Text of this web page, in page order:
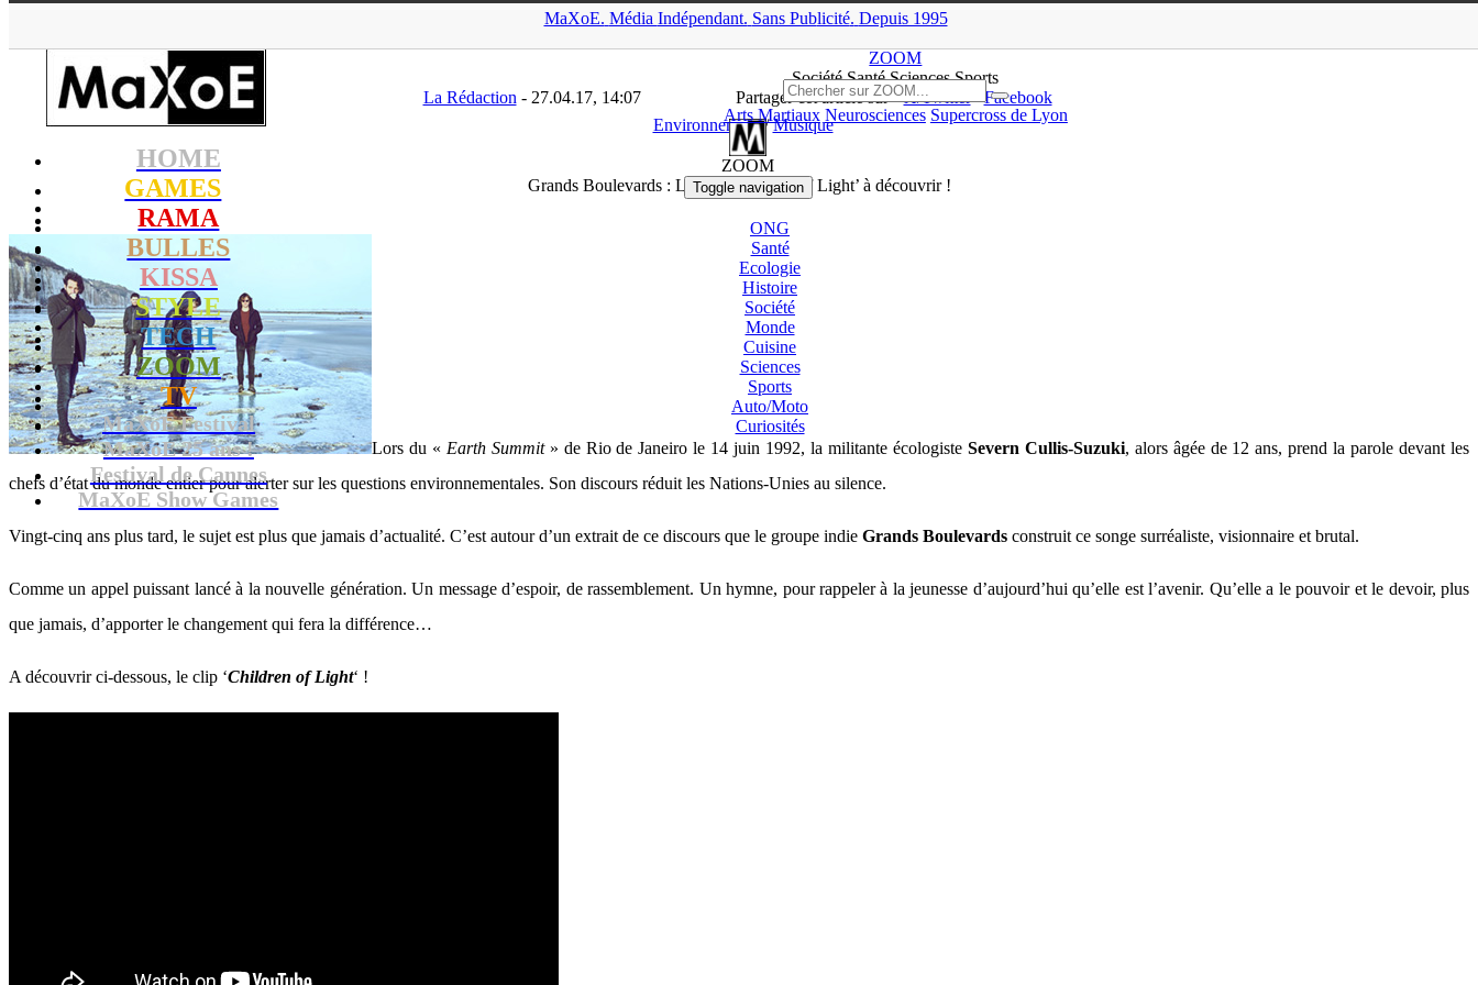
MaXoE. Média Indépendant. Sans Publicité. Depuis 1995
HOME
GAMES
RAMA
BULLES
KISSA
STYLE
TECH
ZOOM
TV
MaXoE Festival
MaXoE 25 ans !
Festival de Cannes
MaXoE Show Games
ZOOM
Société Santé SciencesSports
Arts Martiaux Neurosciences Supercross de Lyon
ZOOM
Toggle navigation
ONG
Santé
Ecologie
Histoire
Société
Monde
Cuisine
Sciences
Sports
Auto/Moto
Curiosités
▲
La Rédaction - 27.04.17, 14:07 Partager cet article sur X/Twitter
Facebook
Environnement/Musique
Grands Boulevards : Le clip ‘Children of Light’ à découvrir !
Lors du « Earth Summit» de Rio de Janeiro le 14 juin 1992, la militante écologiste Severn Cullis-Suzuki, alors âgée de 12 ans, prend la parole devant les
chefs d’état du monde entier pour alerter sur les questions environnementales. Son discours réduit les Nations-Unies au silence.
Vingt-cinq ans plus tard, le sujet est plus que jamais d’actualité. C’est autour d’un extrait de ce discours que le groupe indie Grands Boulevards construit ce songe surréaliste, visionnaire et brutal.
Comme un appel puissant lancé à la nouvelle génération. Un message d’espoir, de rassemblement. Un hymne, pour rappeler à la jeunesse d’aujourd’hui qu’elle est l’avenir. Qu’elle a le pouvoir et le devoir, plus
que jamais, d’apporter le changement qui fera la différence…
A découvrir ci-dessous, le clip ‘Children of Light‘ !